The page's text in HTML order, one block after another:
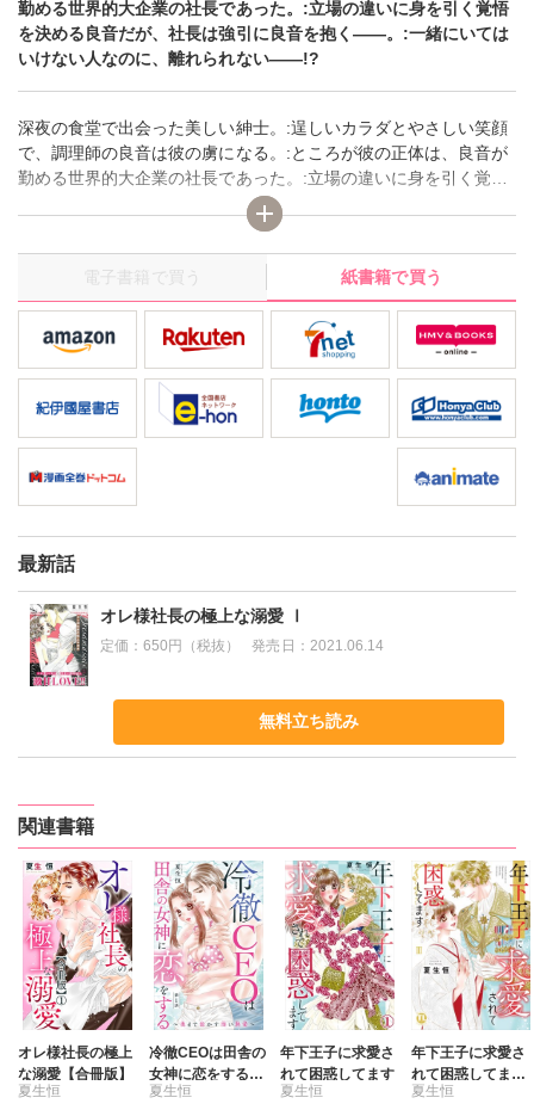
勤める世界的大企業の社長であった。:立場の違いに身を引く覚悟
を決める良音だが、社長は強引に良音を抱く――。:一緒にいては
いけない人なのに、離れられない――!?
深夜の食堂で出会った美しい紳士。:逞しいカラダとやさしい笑顔
で、調理師の良音は彼の虜になる。:ところが彼の正体は、良音が
勤める世界的大企業の社長であった。:立場の違いに身を引く覚悟
を決める良音だが、社長は強引に良音を抱く――。:一緒にいては
いけない人なのに、離れられない――!?
電子書籍で買う 紙書籍で買う
最新話
オレ様社長の極上な溺愛 Ⅰ
定価：650円（税抜） 発売日： 2021.06.14
無料立ち読み
関連書籍
オレ様社長の極上
な溺愛【合冊版】
夏生恒
冷徹CEOは田舎の
女神に恋をする～
奥まで溶かす深い
夏生恒
年下王子に求愛さ
れて困惑してます
夏生恒
年下王子に求愛さ
れて困惑してます
【単行本版】III
夏生恒